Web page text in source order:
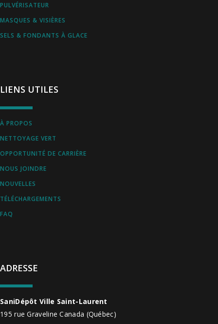
ADRESSE
SaniDépôt Ville Saint-Laurent
195 rue Graveline Canada (Québec)
PULVÉRISATEUR
MASQUES & VISIÈRES
SELS & FONDANTS À GLACE
LIENS UTILES
À PROPOS
NETTOYAGE VERT
OPPORTUNITÉ DE CARRIÈRE
NOUS JOINDRE
NOUVELLES
TÉLÉCHARGEMENTS
FAQ